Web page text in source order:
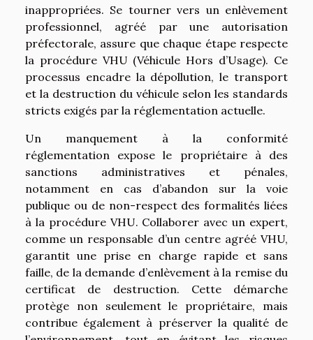
inappropriées. Se tourner vers un enlèvement
professionnel, agréé par une autorisation
préfectorale, assure que chaque étape respecte
la procédure VHU (Véhicule Hors d’Usage). Ce
processus encadre la dépollution, le transport
et la destruction du véhicule selon les standards
stricts exigés par la réglementation actuelle.
Un manquement à la conformité
réglementation expose le propriétaire à des
sanctions administratives et pénales,
notamment en cas d’abandon sur la voie
publique ou de non-respect des formalités liées
à la procédure VHU. Collaborer avec un expert,
comme un responsable d’un centre agréé VHU,
garantit une prise en charge rapide et sans
faille, de la demande d’enlèvement à la remise du
certificat de destruction. Cette démarche
protège non seulement le propriétaire, mais
contribue également à préserver la qualité de